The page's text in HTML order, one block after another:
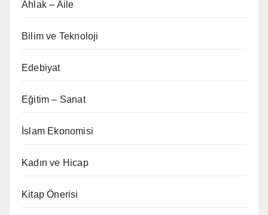
Ahlak – Aile
Bilim ve Teknoloji
Edebiyat
Eğitim – Sanat
İslam Ekonomisi
Kadın ve Hicap
Kitap Önerisi